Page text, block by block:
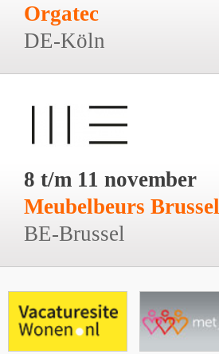
Orgatec
DE-Köln
8 t/m 11 november
Meubelbeurs Brussel
BE-Brussel